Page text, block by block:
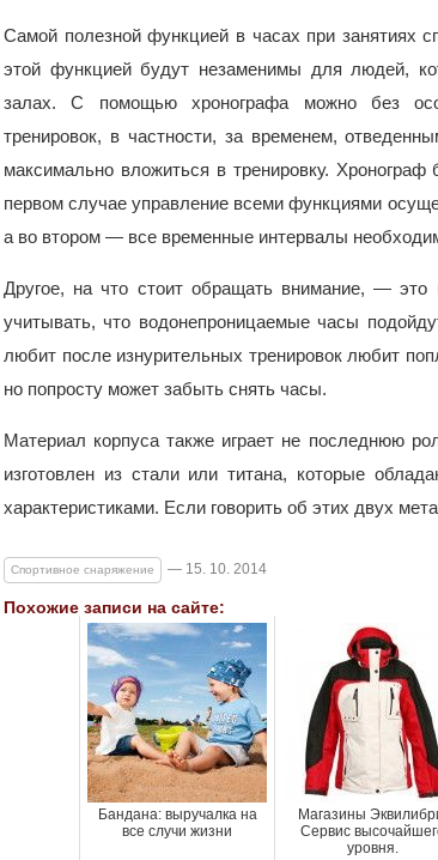
Самой полезной функцией в часах при занятиях
этой функцией будут незаменимы для людей,
залах. С помощью хронографа можно без
тренировок, в частности, за временем,
максимально вложиться в тренировку.
первом случае управление всеми функциями
а во втором — все временные интервалы
Другое, на что стоит обращать внимание, — это
учитывать, что водонепроницаемые часы
любит после изнурительных тренировок любит
но попросту может забыть снять часы.
Материал корпуса также играет не последнюю
изготовлен из стали или титана, которые
характеристиками. Если говорить об этих двух
Спортивное снаряжение — 15. 10. 2014
Похожие записи на сайте:
Бандана: выручалка на
все случи жизни
Магазины
Сервис
уровня.